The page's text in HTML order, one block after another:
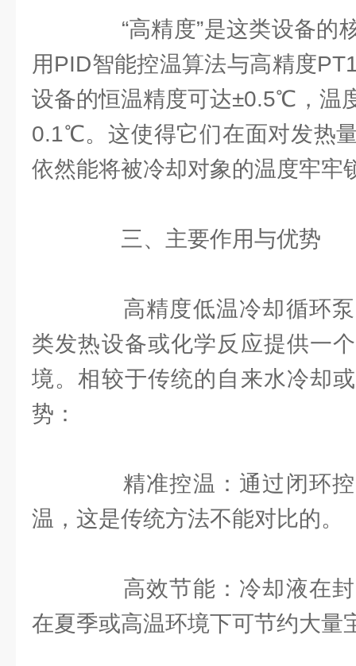
“高精度”是这类设备的
用PID智能控温算法与高精度
设备的恒温精度可达±0.5℃，温
0.1℃。这使得它们在面对发热
依然能将被冷却对象的温度牢牢
三、主要作用与优势
高精度低温冷却循环泵
类发热设备或化学反应提供一
境。相较于传统的自来水冷却
势：
精准控温：通过闭环控
温，这是传统方法不能对比的。
高效节能：冷却液在封
在夏季或高温环境下可节约大量